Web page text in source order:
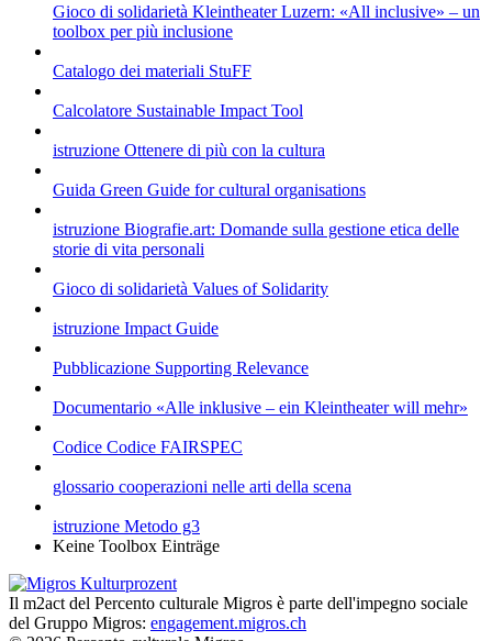
Gioco di solidarietà Kleintheater Luzern: «All inclusive» – un
toolbox per più inclusione
Catalogo dei materiali StuFF
Calcolatore Sustainable Impact Tool
istruzione Ottenere di più con la cultura
Guida Green Guide for cultural organisations
istruzione Biografie.art: Domande sulla gestione etica delle
storie di vita personali
Gioco di solidarietà Values of Solidarity
istruzione Impact Guide
Pubblicazione Supporting Relevance
Documentario «Alle inklusive – ein Kleintheater will mehr»
Codice Codice FAIRSPEC
glossario cooperazioni nelle arti della scena
istruzione Metodo g3
Keine Toolbox Einträge
Il m2act del Percento culturale Migros è parte dell'impegno sociale
del Gruppo Migros: engagement.migros.ch